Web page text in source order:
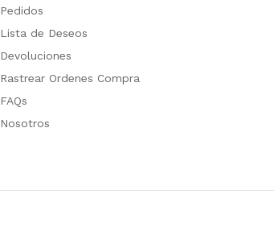
Pedidos
Lista de Deseos
Devoluciones
Rastrear Ordenes Compra
FAQs
Nosotros